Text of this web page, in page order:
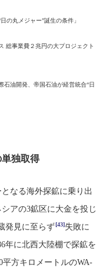
の丸メジャー”誕生の条件」
総事業費２兆円の大プロジェクト
石油開発、帝国石油が経営統合“日
独取得
なる海外探鉱に乗り出
アの3鉱区に大金を投じ
発見に至らず[43]失敗に
年に北西大陸棚で探鉱を
平方キロメートルのWA-